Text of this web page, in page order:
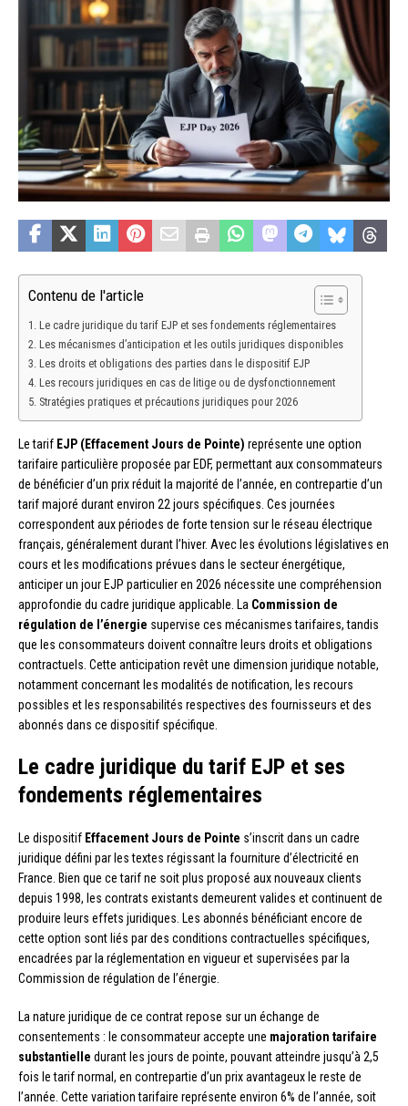
Contenu de l'article
Le cadre juridique du tarif EJP et ses fondements réglementaires
Les mécanismes d’anticipation et les outils juridiques disponibles
Les droits et obligations des parties dans le dispositif EJP
Les recours juridiques en cas de litige ou de dysfonctionnement
Stratégies pratiques et précautions juridiques pour 2026
Le tarif EJP (Effacement Jours de Pointe) représente une option
tarifaire particulière proposée par EDF, permettant aux consommateurs
de bénéficier d’un prix réduit la majorité de l’année, en contrepartie d’un
tarif majoré durant environ 22 jours spécifiques. Ces journées
correspondent aux périodes de forte tension sur le réseau électrique
français, généralement durant l’hiver. Avec les évolutions législatives en
cours et les modifications prévues dans le secteur énergétique,
anticiper un jour EJP particulier en 2026 nécessite une compréhension
approfondie du cadre juridique applicable. La Commission de
régulation de l’énergie supervise ces mécanismes tarifaires, tandis
que les consommateurs doivent connaître leurs droits et obligations
contractuels. Cette anticipation revêt une dimension juridique notable,
notamment concernant les modalités de notification, les recours
possibles et les responsabilités respectives des fournisseurs et des
abonnés dans ce dispositif spécifique.
Le cadre juridique du tarif EJP et ses
fondements réglementaires
Le dispositif Effacement Jours de Pointe s’inscrit dans un cadre
juridique défini par les textes régissant la fourniture d’électricité en
France. Bien que ce tarif ne soit plus proposé aux nouveaux clients
depuis 1998, les contrats existants demeurent valides et continuent de
produire leurs effets juridiques. Les abonnés bénéficiant encore de
cette option sont liés par des conditions contractuelles spécifiques,
encadrées par la réglementation en vigueur et supervisées par la
Commission de régulation de l’énergie.
La nature juridique de ce contrat repose sur un échange de
consentements : le consommateur accepte une majoration tarifaire
substantielle durant les jours de pointe, pouvant atteindre jusqu’à 2,5
fois le tarif normal, en contrepartie d’un prix avantageux le reste de
l’année. Cette variation tarifaire représente environ 6% de l’année, soit